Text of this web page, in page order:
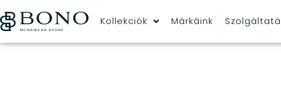
Kollekciók Márkáink